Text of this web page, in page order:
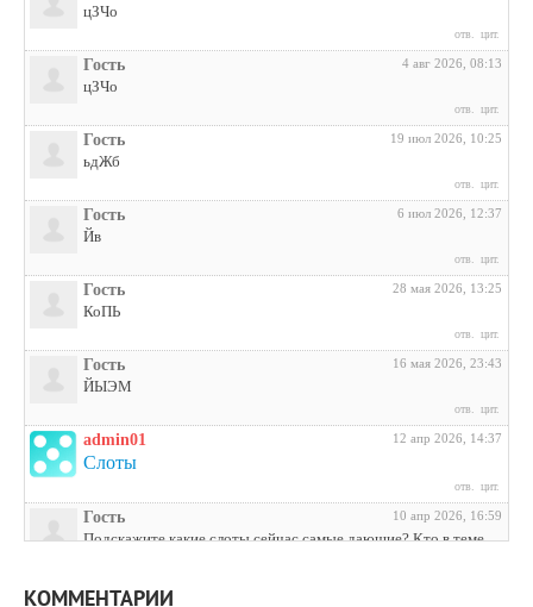
цЗЧо
отв. цит.
Гость 4 авг 2026, 08:13
цЗЧо
отв. цит.
Гость 19 июл 2026, 10:25
ьдЖб
отв. цит.
Гость 6 июл 2026, 12:37
Йв
отв. цит.
Гость 28 мая 2026, 13:25
КоПЬ
отв. цит.
Гость 16 мая 2026, 23:43
ЙЫЭМ
отв. цит.
admin01 12 апр 2026, 14:37
Слоты
отв. цит.
Гость 10 апр 2026, 16:59
Подскажите какие слоты сейчас самые дающие? Кто в теме
КОММЕНТАРИИ